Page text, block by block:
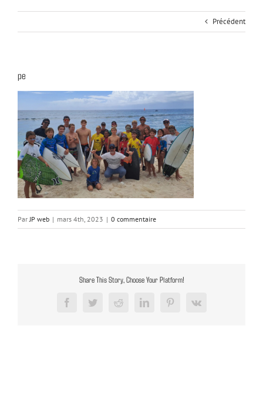
Précédent
pe
Par JP web | mars 4th, 2023 | 0 commentaire
Share This Story, Choose Your Platform!
FacebookTwitterRedditLinkedInPinterest
Vk